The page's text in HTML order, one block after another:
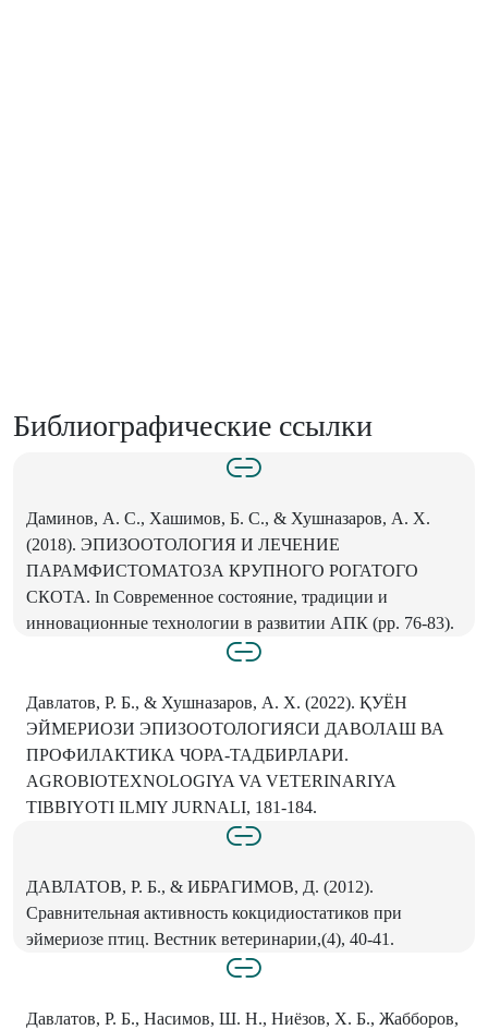
Библиографические ссылки
Даминов, А. С., Хашимов, Б. С., & Хушназаров, А. Х.
(2018). ЭПИЗООТОЛОГИЯ И ЛЕЧЕНИЕ
ПАРАМФИСТОМАТОЗА КРУПНОГО РОГАТОГО
СКОТА. In Современное состояние, традиции и
инновационные технологии в развитии АПК (pp. 76-83).
Давлатов, Р. Б., & Хушназаров, А. Х. (2022). ҚУЁН
ЭЙМЕРИОЗИ ЭПИЗООТОЛОГИЯСИ ДАВОЛАШ ВА
ПРОФИЛАКТИКА ЧОРА-ТАДБИРЛАРИ.
AGROBIOTEXNOLOGIYA VA VETERINARIYA
TIBBIYOTI ILMIY JURNALI, 181-184.
ДАВЛАТОВ, Р. Б., & ИБРАГИМОВ, Д. (2012).
Сравнительная активность кокцидиостатиков при
эймериозе птиц. Вестник ветеринарии,(4), 40-41.
Давлатов, Р. Б., Насимов, Ш. Н., Ниёзов, Х. Б., Жабборов,